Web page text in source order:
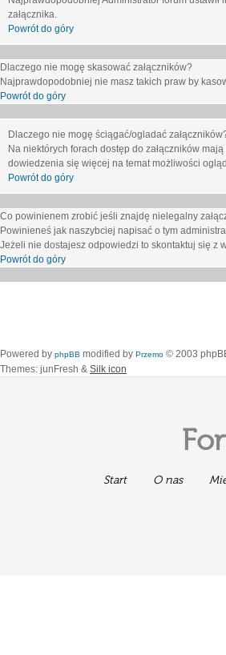
załącznika.
Powrót do góry
Dlaczego nie mogę skasować załączników?
Najprawdopodobniej nie masz takich praw by
Powrót do góry
Dlaczego nie mogę ściągać/ogladać
Na niektórych forach dostęp do załączników
dowiedzenia się więcej na temat możliwości
Powrót do góry
Co powinienem zrobić jeśli znajdę nielegalny
Powinieneś jak naszybciej napisać o tym
Jeżeli nie dostajesz odpowiedzi to skontaktuj się z
Powrót do góry
Powered by phpBB modified by Przemo © 2003
Themes: junFresh & Silk icon
Start O nas